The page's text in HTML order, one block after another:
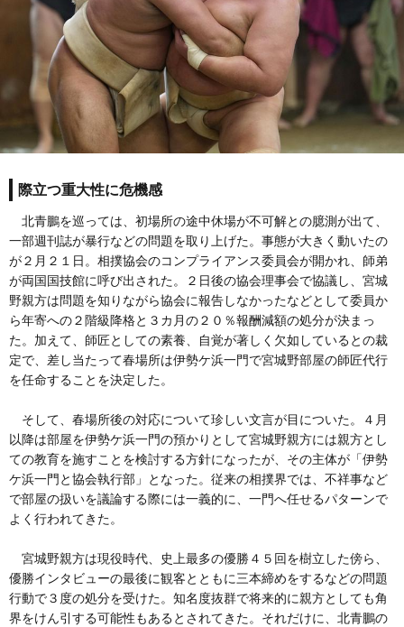
際立つ重大性に危機感
北青鵬を巡っては、初場所の途中休場が不可解との臆測が出て、
一部週刊誌が暴行などの問題を取り上げた。事態が大きく動いたの
が２月２１日。相撲協会のコンプライアンス委員会が開かれ、師弟
が両国国技館に呼び出された。２日後の協会理事会で協議し、宮城
野親方は問題を知りながら協会に報告しなかったなどとして委員か
ら年寄への２階級降格と３カ月の２０％報酬減額の処分が決まっ
た。加えて、師匠としての素養、自覚が著しく欠如しているとの裁
定で、差し当たって春場所は伊勢ケ浜一門で宮城野部屋の師匠代行
を任命することを決定した。
そして、春場所後の対応について珍しい文言が目についた。４月
以降は部屋を伊勢ケ浜一門の預かりとして宮城野親方には親方とし
ての教育を施すことを検討する方針になったが、その主体が「伊勢
ケ浜一門と協会執行部」となった。従来の相撲界では、不祥事など
で部屋の扱いを議論する際には一義的に、一門へ任せるパターンで
よく行われてきた。
宮城野親方は現役時代、史上最多の優勝４５回を樹立した傍ら、
優勝インタビューの最後に観客とともに三本締めをするなどの問題
行動で３度の処分を受けた。知名度抜群で将来的に親方としても角
界をけん引する可能性もあるとされてきた。それだけに、北青鵬の